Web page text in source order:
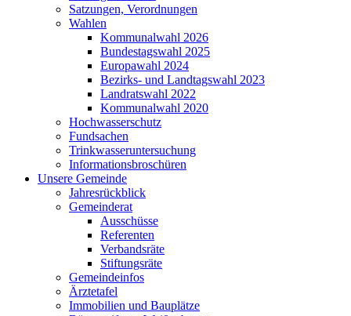
Satzungen, Verordnungen
Wahlen
Kommunalwahl 2026
Bundestagswahl 2025
Europawahl 2024
Bezirks- und Landtagswahl 2023
Landratswahl 2022
Kommunalwahl 2020
Hochwasserschutz
Fundsachen
Trinkwasseruntersuchung
Informationsbroschüren
Unsere Gemeinde
Jahresrückblick
Gemeinderat
Ausschüsse
Referenten
Verbandsräte
Stiftungsräte
Gemeindeinfos
Ärztetafel
Immobilien und Bauplätze